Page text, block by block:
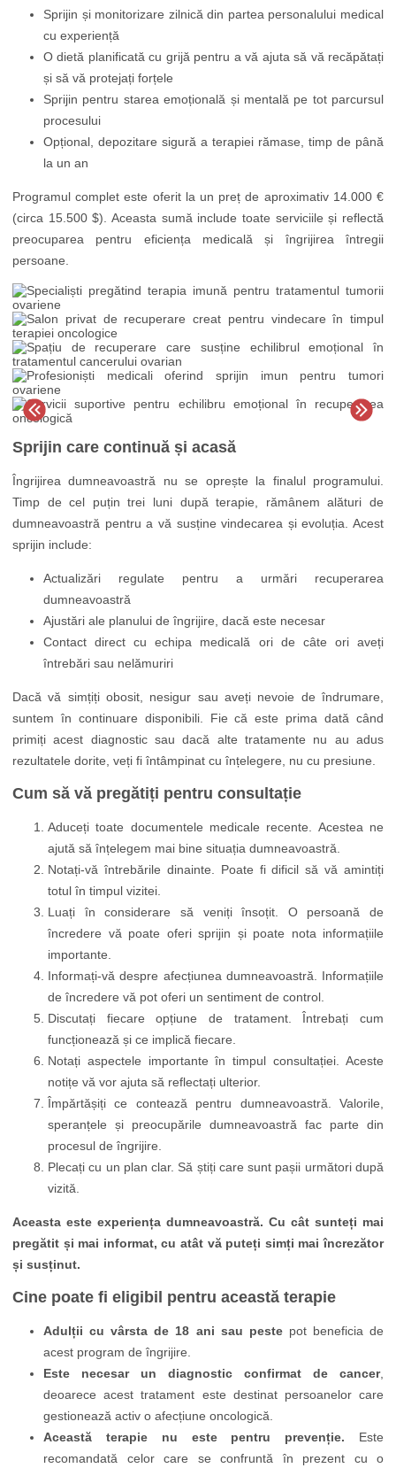
Sprijin și monitorizare zilnică din partea personalului medical
cu experiență
O dietă planificată cu grijă pentru a vă ajuta să vă recăpătați
și să vă protejați forțele
Sprijin pentru starea emoțională și mentală pe tot parcursul
procesului
Opțional, depozitare sigură a terapiei rămase, timp de până
la un an
Programul complet este oferit la un preț de aproximativ 14.000 €
(circa 15.500 $). Aceasta sumă include toate serviciile și reflectă
preocuparea pentru eficiența medicală și îngrijirea întregii
persoane.
Sprijin care continuă și acasă
Îngrijirea dumneavoastră nu se oprește la finalul programului.
Timp de cel puțin trei luni după terapie, rămânem alături de
dumneavoastră pentru a vă susține vindecarea și evoluția. Acest
sprijin include:
Actualizări regulate pentru a urmări recuperarea
dumneavoastră
Ajustări ale planului de îngrijire, dacă este necesar
Contact direct cu echipa medicală ori de câte ori aveți
întrebări sau nelămuriri
Dacă vă simțiți obosit, nesigur sau aveți nevoie de îndrumare,
suntem în continuare disponibili. Fie că este prima dată când
primiți acest diagnostic sau dacă alte tratamente nu au adus
rezultatele dorite, veți fi întâmpinat cu înțelegere, nu cu presiune.
Cum să vă pregătiți pentru consultație
Aduceți toate documentele medicale recente. Acestea ne
ajută să înțelegem mai bine situația dumneavoastră.
Notați-vă întrebările dinainte. Poate fi dificil să vă amintiți
totul în timpul vizitei.
Luați în considerare să veniți însoțit. O persoană de
încredere vă poate oferi sprijin și poate nota informațiile
importante.
Informați-vă despre afecțiunea dumneavoastră. Informațiile
de încredere vă pot oferi un sentiment de control.
Discutați fiecare opțiune de tratament. Întrebați cum
funcționează și ce implică fiecare.
Notați aspectele importante în timpul consultației. Aceste
notițe vă vor ajuta să reflectați ulterior.
Împărtășiți ce contează pentru dumneavoastră. Valorile,
speranțele și preocupările dumneavoastră fac parte din
procesul de îngrijire.
Plecați cu un plan clar. Să știți care sunt pașii următori după
vizită.
Aceasta este experiența dumneavoastră. Cu cât sunteți mai
pregătit și mai informat, cu atât vă puteți simți mai încrezător
și susținut.
Cine poate fi eligibil pentru această terapie
Adulții cu vârsta de 18 ani sau pestepot beneficia de
acest program de îngrijire.
Este necesar un diagnostic confirmat de cancer,
deoarece acest tratament este destinat persoanelor care
gestionează activ o afecțiune oncologică.
Această terapie nu este pentru prevenție. Este
recomandată celor care se confruntă în prezent cu o